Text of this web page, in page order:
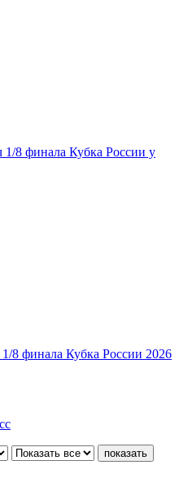
1/8 финала Кубка России у
8 финала Кубка России 2026